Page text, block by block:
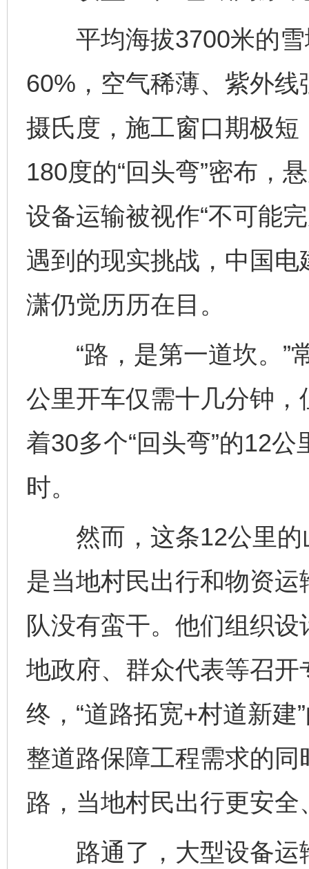
平均海拔3700米的雪
60%，空气稀薄、紫外
摄氏度，施工窗口期极
180度的“回头弯”密布，
设备运输被视作“不可能
遇到的现实挑战，中国
潇仍觉历历在目。
“路，是第一道坎。”
公里开车仅需十几分钟
着30多个“回头弯”的12
时。
然而，这条12公里的
是当地村民出行和物资
队没有蛮干。他们组织
地政府、群众代表等召
终，“道路拓宽+村道新
整道路保障工程需求的
路，当地村民出行更安全
路通了，大型设备运